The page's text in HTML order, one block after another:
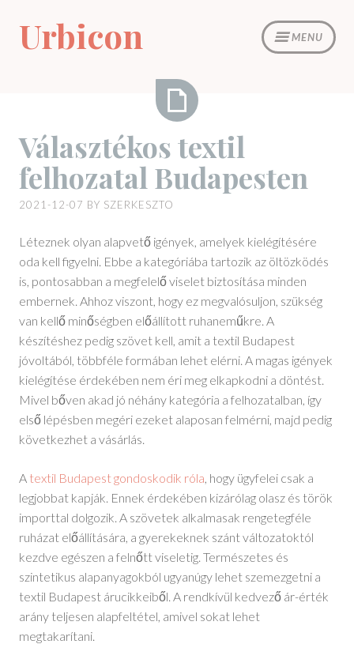
content
MENU
Urbicon
textil
felhozatal
Budapesten
Választékos textil
felhozatal Budapesten
2021-12-07 BY SZERKESZTO
Léteznek olyan alapvető igények, amelyek kielégítésére
oda kell figyelni. Ebbe a kategóriába tartozik az öltözködés
is, pontosabban a megfelelő viselet biztosítása minden
embernek. Ahhoz viszont, hogy ez megvalósuljon, szükség
van kellő minőségben előállított ruhaneműkre. A
készítéshez pedig szövet kell, amit a textil Budapest
jóvoltából, többféle formában lehet elérni. A magas igények
kielégítése érdekében nem éri meg elkapkodni a döntést.
Mivel bőven akad jó néhány kategória a felhozatalban, így
első lépésben megéri ezeket alaposan felmérni, majd pedig
következhet a vásárlás.
A textil Budapest gondoskodik róla , hogy ügyfelei csak a
legjobbat kapják. Ennek érdekében kizárólag olasz és török
importtal dolgozik. A szövetek alkalmasak rengetegféle
ruházat előállítására, a gyerekeknek szánt változatoktól
kezdve egészen a felnőtt viseletig. Természetes és
szintetikus alapanyagokból ugyanúgy lehet szemezgetni a
textil Budapest árucikkeiből. A rendkívül kedvező ár-érték
arány teljesen alapfeltétel, amivel sokat lehet
megtakarítani.